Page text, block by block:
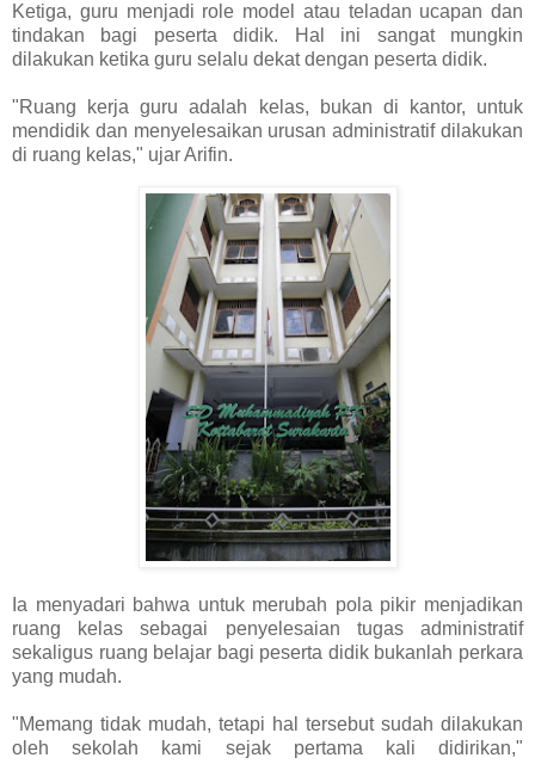
Ketiga, guru menjadi role model atau teladan ucapan dan
tindakan bagi peserta didik. Hal ini sangat mungkin
dilakukan ketika guru selalu dekat dengan peserta didik.
"Ruang kerja guru adalah kelas, bukan di kantor, untuk
mendidik dan menyelesaikan urusan administratif dilakukan
di ruang kelas," ujar Arifin.
Ia menyadari bahwa untuk merubah pola pikir menjadikan
ruang kelas sebagai penyelesaian tugas administratif
sekaligus ruang belajar bagi peserta didik bukanlah perkara
yang mudah.
"Memang tidak mudah, tetapi hal tersebut sudah dilakukan
oleh sekolah kami sejak pertama kali didirikan,"